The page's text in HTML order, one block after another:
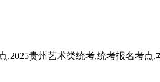
,2025贵州艺术类统考,统考报名考